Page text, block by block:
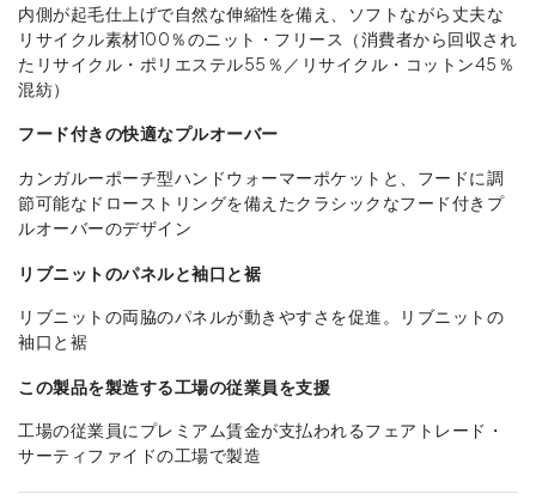
内側が起毛仕上げで自然な伸縮性を備え、ソフトながら丈夫な
リサイクル素材100％のニット・フリース（消費者から回収され
たリサイクル・ポリエステル55％／リサイクル・コットン45％
混紡）
フード付きの快適なプルオーバー
カンガルーポーチ型ハンドウォーマーポケットと、フードに調
節可能なドローストリングを備えたクラシックなフード付きプ
ルオーバーのデザイン
リブニットのパネルと袖口と裾
リブニットの両脇のパネルが動きやすさを促進。リブニットの
袖口と裾
この製品を製造する工場の従業員を支援
工場の従業員にプレミアム賃金が支払われるフェアトレード・
サーティファイドの工場で製造